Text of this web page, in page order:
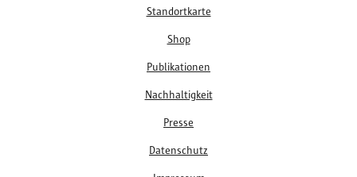
Standortkarte
Shop
Publikationen
Nachhaltigkeit
Presse
Datenschutz